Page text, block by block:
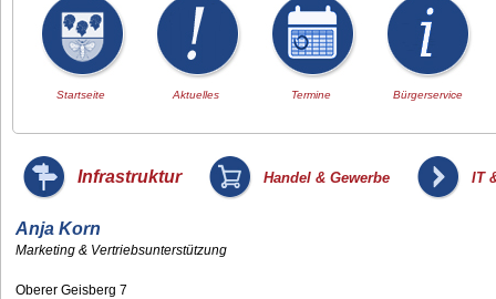
Startseite Aktuelles Termine Bürgerservice
Infrastruktur Handel & Gewerbe IT
Anja Korn
Marketing & Vertriebsunterstützung
Oberer Geisberg 7